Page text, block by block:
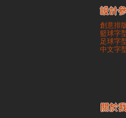
創意排
籃球字
足球字
中文字
設計
關於